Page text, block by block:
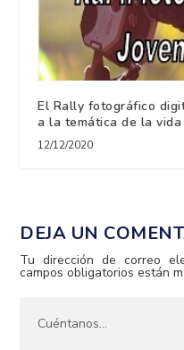
El Rally fotográfico
a la temática de la
12/12/2020
DEJA UN
Tu dirección de correo
campos obligatorios están